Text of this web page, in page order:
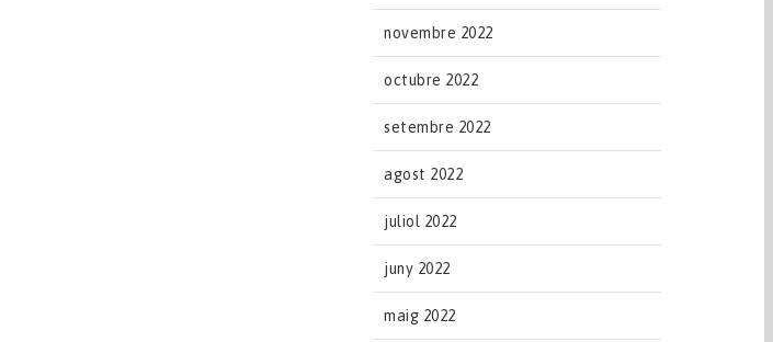
novembre 2022
octubre 2022
setembre 2022
agost 2022
juliol 2022
juny 2022
maig 2022